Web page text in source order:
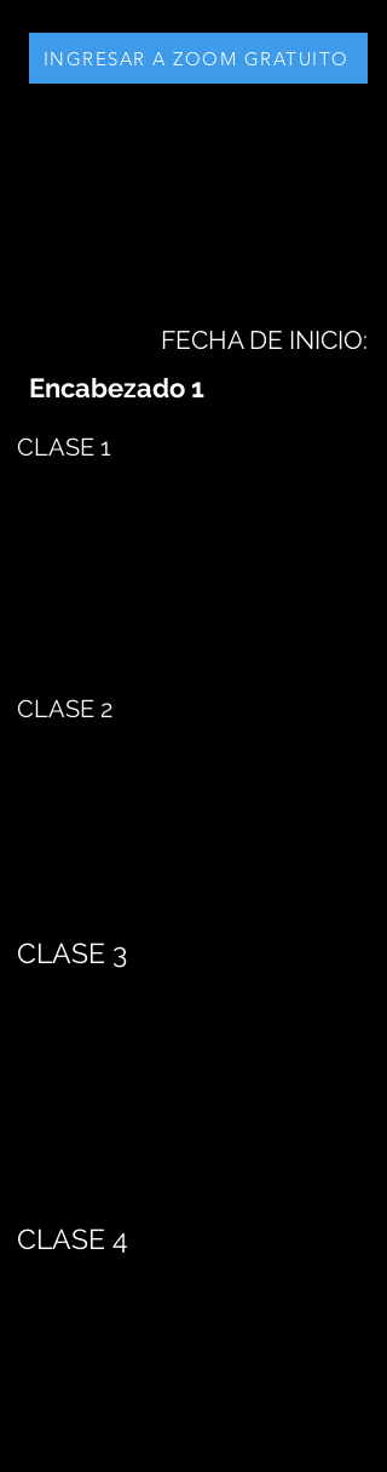
INGRESAR A ZOOM GRATUITO
FECHA DE INICIO:
Encabezado 1
CLASE 1
CLASE 2
CLASE 3
CLASE 4